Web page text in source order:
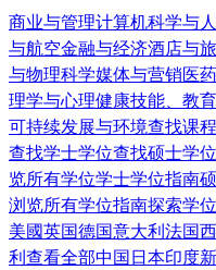
商业与管理计算机科学与
与航空金融与经济酒店与
与物理科学媒体与营销医
理学与心理健康技能、教
可持续发展与环境查找课程
查找学士学位查找硕士学位
览所有学位学士学位指南
浏览所有学位指南探索学位
美國英国德国意大利法国
利查看全部中国日本印度